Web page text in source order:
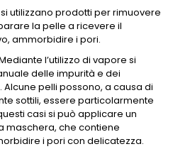
utilizzano prodotti per rimuovere
la pelle a ricevere il
ammorbidire i pori.
l’utilizzo di vapore si
delle impurità e dei
pelli possono, a causa di
sottili, essere particolarmente
casi si può applicare un
maschera, che contiene
i pori con delicatezza.